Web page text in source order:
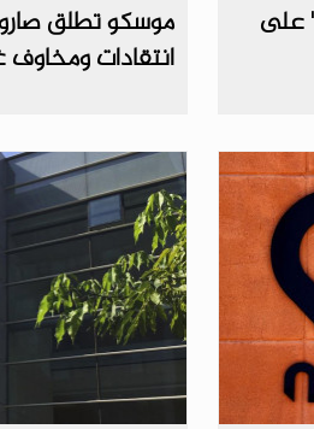
على
موسكو تطلق
انتقادات ومخاوف